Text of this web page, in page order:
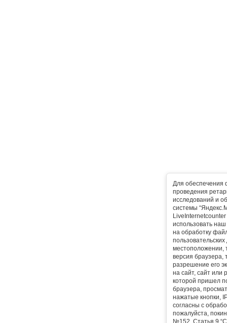
Для обеспечения
проведения
исследований и
системы
использовать
на обработку
местоположении,
версия браузера,
разрешение его
на сайт, сайт или
которой пришел
браузера,
нажатые кнопки,
согласны с
пожалуйста,
№152, Статья 9